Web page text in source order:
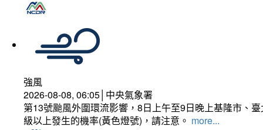
強風
2026-08-08, 06:05│中央氣象署
第13號颱風外圍環流影響，8日上午至9日晚上基隆市、
級以上發生的機率(黃色燈號)，請注意。 more...